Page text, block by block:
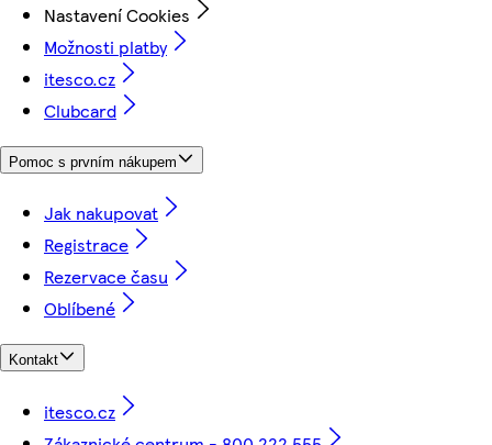
Nastavení Cookies
Možnosti platby
itesco.cz
Clubcard
Pomoc s prvním nákupem
Jak nakupovat
Registrace
Rezervace času
Oblíbené
Kontakt
itesco.cz